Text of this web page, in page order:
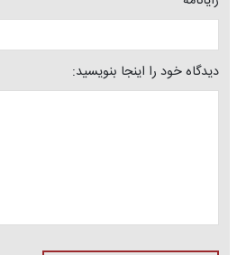
دیدگاه خود را اینجا بنویسید: